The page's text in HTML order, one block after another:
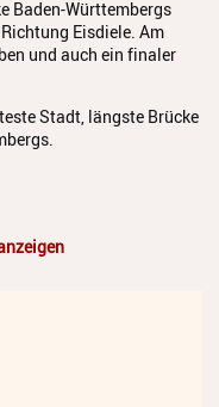
Baden-Württembergs
Eisdiele. Am
und auch ein finaler
Stadt, längste Brücke